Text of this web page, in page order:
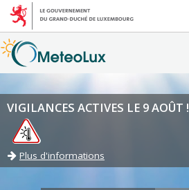
VIGILANCES ACTIVES LE 9 AOÛT !
Plus d'informations